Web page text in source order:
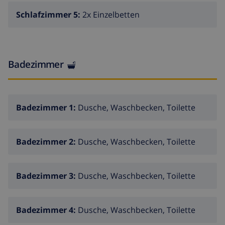
römischer Treppe und Auβendusche. Überdachte
Sandstrand in Moraira , 0,5 km zum nächsten
Supermarkt und Restaurants, 3 km zum Stadtzentrum
Schlafzimmer 5: 2x Einzelbetten
Badezimmer
Badezimmer 1: Dusche, Waschbecken, Toilette
Badezimmer 2: Dusche, Waschbecken, Toilette
Badezimmer 3: Dusche, Waschbecken, Toilette
Badezimmer 4: Dusche, Waschbecken, Toilette